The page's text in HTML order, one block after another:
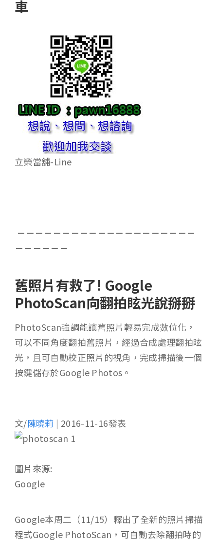
車
立榮當舖-Line
－－－－－－－－－－－－－－－－－－－－
－－－－－－
舊照片有救了! Google
PhotoScan向翻拍眩光說掰掰
PhotoScan強調能讓舊照片輕易完成數位化，
可以不同角度翻拍舊照片，經過合成處理翻拍眩
光，且可自動校正照片的視角，完成掃描後一個
按鍵儲存於Google Photos。
文/陳曉莉 | 2016-11-16發表
圖片來源:
Google
Google本周二（11/15）釋出了全新的照片掃描
程式Google PhotoScan，可自動去除翻拍時的